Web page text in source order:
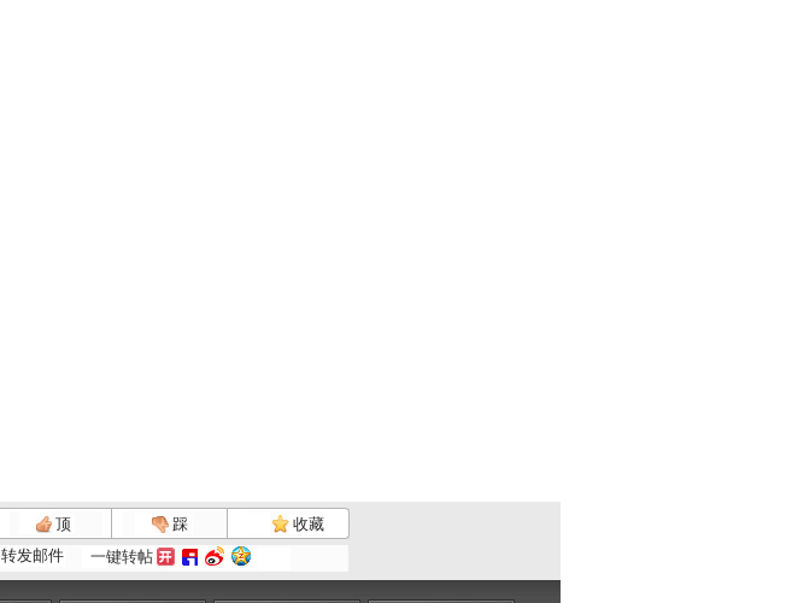
顶 踩
收藏
转发邮件 一键转帖